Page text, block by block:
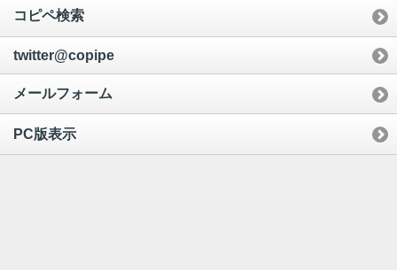
コピペ検索
twitter@copipe
メールフォーム
PC版表示